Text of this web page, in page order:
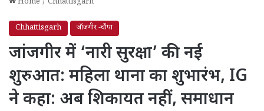
Chhattisgarh जाँजगीर -चाँपा
जांजगीर में ‘नारी सुरक्षा’ की नई
शुरुआत: महिला थाना का शुभारंभ, IG
ने कहा: अब शिकायत नहीं, समाधान